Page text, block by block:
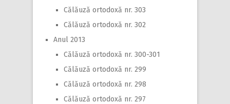
Călăuză ortodoxă nr. 303
Călăuză ortodoxă nr. 302
Anul 2013
Călăuză ortodoxă nr. 300-301
Călăuză ortodoxă nr. 299
Călăuză ortodoxă nr. 298
Călăuză ortodoxă nr. 297